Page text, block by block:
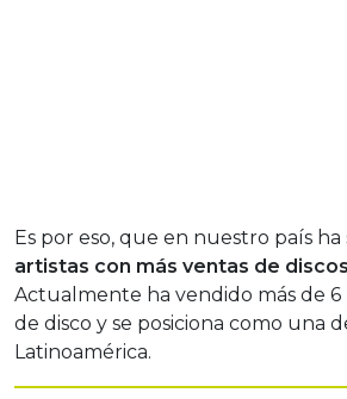
Es por eso, que en nuestro país ha
artistas con más ventas de
Actualmente ha vendido más de 6
de disco y se posiciona como una
Latinoamérica.